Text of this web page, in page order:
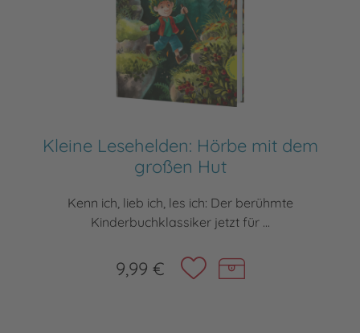
Kleine Lesehelden: Hörbe mit dem
großen Hut
Kenn ich, lieb ich, les ich: Der berühmte
Kinderbuchklassiker jetzt für ...
9,99 €